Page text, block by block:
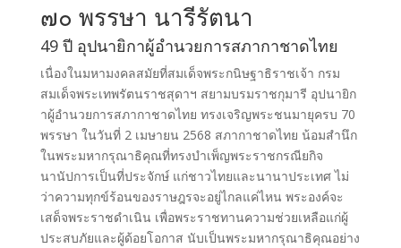
๗๐ พรรษา นารีรัตนา
49 ปี อุปนายิกาผู้อำนวยการสภากาชาดไทย
เนื่องในมหามงคลสมัยที่สมเด็จพระกนิษฐาธิราชเจ้า กรม
สมเด็จพระเทพรัตนราชสุดาฯ สยามบรมราชกุมารี อุปนายิก
าผู้อํานวยการสภากาชาดไทย ทรงเจริญพระชนมายุครบ 70
พรรษา ในวันที่ 2 เมษายน 2568 สภากาชาดไทย น้อมสํานึก
ในพระมหากรุณาธิคุณที่ทรงบําเพ็ญพระราชกรณียกิจ
นานัปการเป็นที่ประจักษ์ แก่ชาวไทยและนานาประเทศ ไม่
ว่าความทุกข์ร้อนของราษฎรจะอยู่ไกลแค่ไหน พระองค์จะ
เสด็จพระราชดําเนิน เพื่อพระราชทานความช่วยเหลือแก่ผู้
ประสบภัยและผู้ด้อยโอกาส นับเป็นพระมหากรุณาธิคุณอย่าง